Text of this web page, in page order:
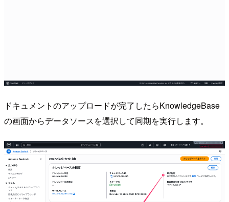
ドキュメントのアップロードが完了したらKnowledgeBase
の画面からデータソースを選択して同期を実行します。